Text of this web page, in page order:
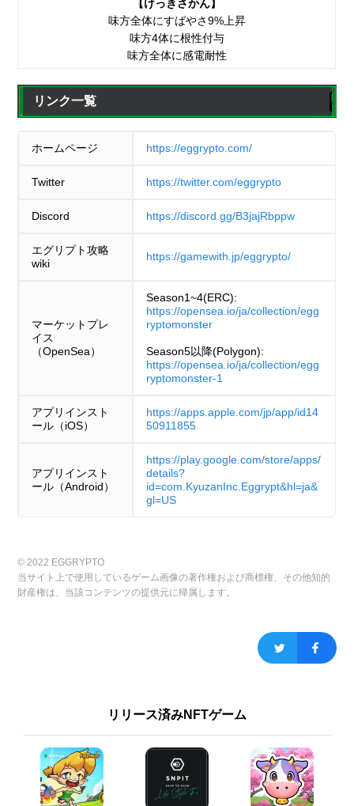
【けっきさかん】
味方全体にすばやさ9%上昇
味方4体に根性付与
味方全体に感電耐性
リンク一覧
ホームページ https://eggrypto.com/
Twitter https://twitter.com/eggrypto
Discord https://discord.gg/B3jajRbppw
エグリプト攻略
wiki
https://gamewith.jp/eggrypto/
マーケットプレ
イス
（OpenSea）
Season1~4(ERC):
https://opensea.io/ja/collection/egg
ryptomonster
Season5以降(Polygon):
https://opensea.io/ja/collection/egg
ryptomonster-1
アプリインスト
ール（iOS）
https://apps.apple.com/jp/app/id14
50911855
アプリインスト
ール（Android）
https://play.google.com/store/apps/
details?
id=com.KyuzanInc.Eggrypt&hl=ja&
gl=US
© 2022 EGGRYPTO
当サイト上で使用しているゲーム画像の著作権および商標権、その他知的
財産権は、当該コンテンツの提供元に帰属します。
リリース済みNFTゲーム